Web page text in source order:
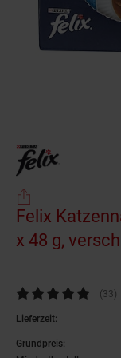
Felix
x 48 g,
Kundenbewertung: 4,85
(33)
Lieferzeit:
Grundpreis: